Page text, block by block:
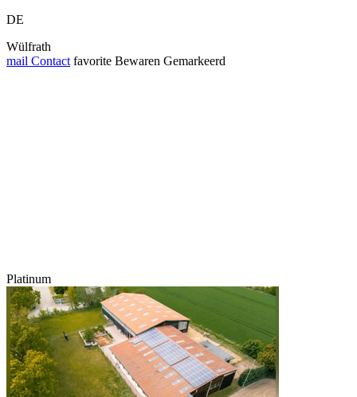
DE
Wülfrath
mail Contact favorite Bewaren Gemarkeerd
Platinum